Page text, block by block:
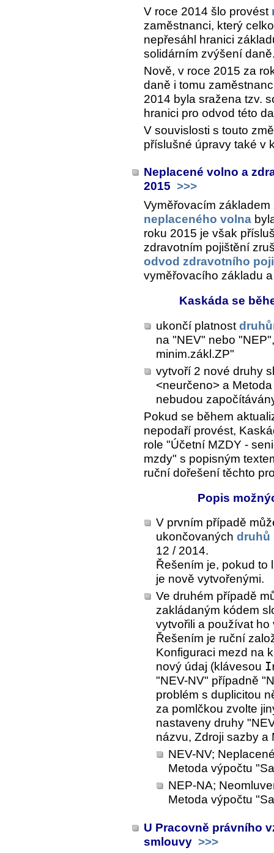
V roce 2014 šlo provést
zaměstnanci, který
nepřesáhl hranici
solidárním zvýšení
Nově, v roce 2015 za
daně i tomu
2014 byla sražena tzv.
hranici pro odvod této
V souvislosti s touto
příslušné úpravy také v
Neplacené volno a
2015 >>>
Vyměřovacím
neplaceného volna
roku 2015 je však
zdravotním pojištění
odvod zdravotního
vyměřovacího základu
Kaskáda se
ukončí platnost
na "NEV" nebo
minim.zákl.ZP"
vytvoří 2 nové druhy
<neurčeno> a
nebudou
Pokud se během
nepodaří provést,
role "Účetní MZDY -
mzdy" s popisným
ruční dořešení těchto
Popis
V prvním případě
ukončovaných druhů
12 / 2014.
Řešením je, pokud to
je nově vytvořenými.
Ve druhém případě
zakládaným kódem
vytvořili a používat ho
Řešením je ruční
Konfiguraci mezd na
nový údaj (klávesou
"NEV-NV" případně
problém s duplicitou
za pomlčkou zvolte
nastaveny druhy
názvu, Zdroji sazby a
NEV-NV;
Metoda výpočtu
NEP-NA;
Metoda výpočtu
U Pracovně právního
smlouvy >>>